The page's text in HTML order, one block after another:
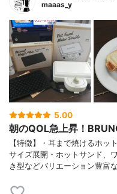
maaas_y
5.00
朝のQOL急上昇！
【特徴】・耳まで焼けるホッ
サイズ展開・ホットサンド、
き型などバリエーション豊富